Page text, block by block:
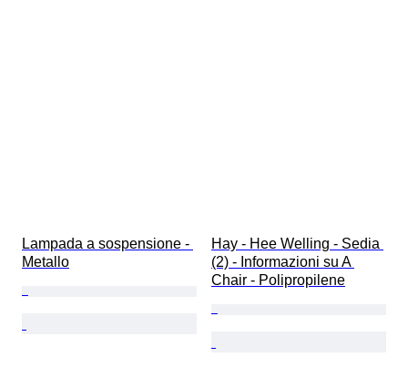
Lampada a sospensione -
Metallo
Hay - Hee Welling - Sedia
(2) - Informazioni su A
Chair - Polipropilene